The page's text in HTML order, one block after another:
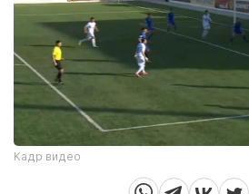
Кадр видео